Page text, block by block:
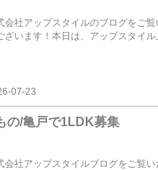
会社アップスタイルのブログをご覧
ざいます！本日は、アップスタイル
07-23
の/亀戸で1LDK募集
会社アップスタイルブログをご覧い